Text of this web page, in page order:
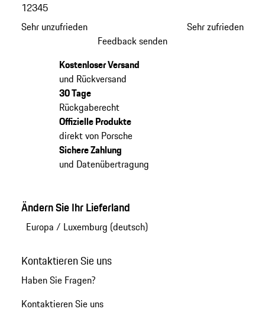
Sehr unzufrieden
12345
Sehr zufrieden
Feedback senden
Kostenloser Versand
und Rückversand
30 Tage
Rückgaberecht
Offizielle Produkte
direkt von Porsche
Sichere Zahlung
und Datenübertragung
Ändern Sie Ihr Lieferland
Europa / Luxemburg (deutsch)
Kontaktieren Sie uns
Haben Sie Fragen?
Kontaktieren Sie uns